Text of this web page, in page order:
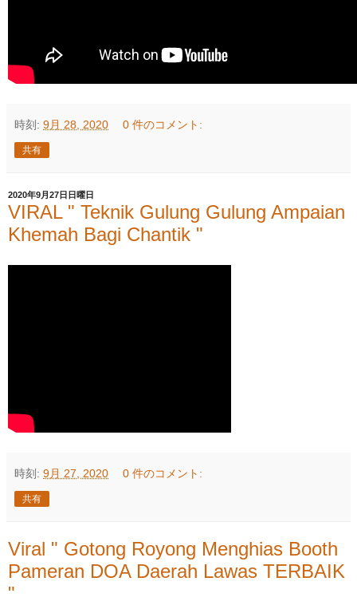
時刻: 9月 28, 2020 0 件のコメント:
共有
2020年9月27日日曜日
VIRAL " Teknik Gulung Gulung Ampaian
Khemah Bagi Chantik "
時刻: 9月 27, 2020 0 件のコメント:
共有
Viral " Gotong Royong Menghias Booth
Pameran DOA Daerah Lawas TERBAIK
"